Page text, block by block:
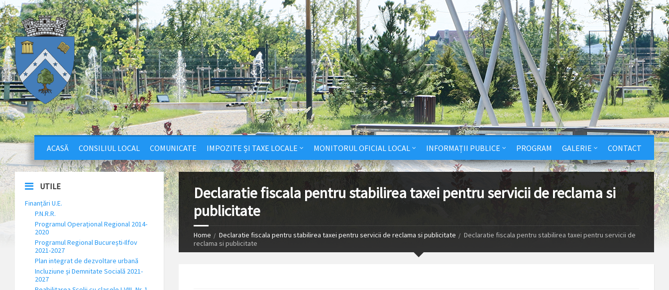
ACASĂ CONSILIUL LOCAL COMUNICATE IMPOZITE ȘI TAXE LOCALE MONITORUL OFICIAL LOCAL INFORMAȚII PUBLICE PROGRAM GALERIE CONTACT
Declaratie fiscala pentru stabilirea taxei pentru servicii de reclama si
publicitate
Home Declaratie fiscala pentru stabilirea taxei pentru servicii de reclama si publicitate
Declaratie fiscala pentru stabilirea taxei pentru servicii de
reclama si publicitate
UTILE
Finanțări U.E.
P.N.R.R.
Programul Operațional Regional 2014-
2020
Programul Regional București-Ilfov
2021-2027
Plan integrat de dezvoltare urbană
Incluziune și Demnitate Socială 2021-
2027